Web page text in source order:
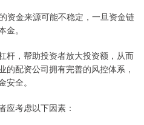
资金来源可能不稳定，一旦资金链
。
杆，帮助投资者放大投资额，从而
配资公司拥有完善的风控体系，
全。
应考虑以下因素：